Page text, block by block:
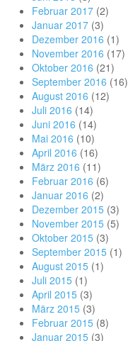
Februar 2017 (2)
Januar 2017 (3)
Dezember 2016 (1)
November 2016 (17)
Oktober 2016 (21)
September 2016 (16)
August 2016 (12)
Juli 2016 (14)
Juni 2016 (14)
Mai 2016 (10)
April 2016 (16)
März 2016 (11)
Februar 2016 (6)
Januar 2016 (2)
Dezember 2015 (3)
November 2015 (5)
Oktober 2015 (3)
September 2015 (1)
August 2015 (1)
Juli 2015 (1)
April 2015 (3)
März 2015 (3)
Februar 2015 (8)
Januar 2015 (3)